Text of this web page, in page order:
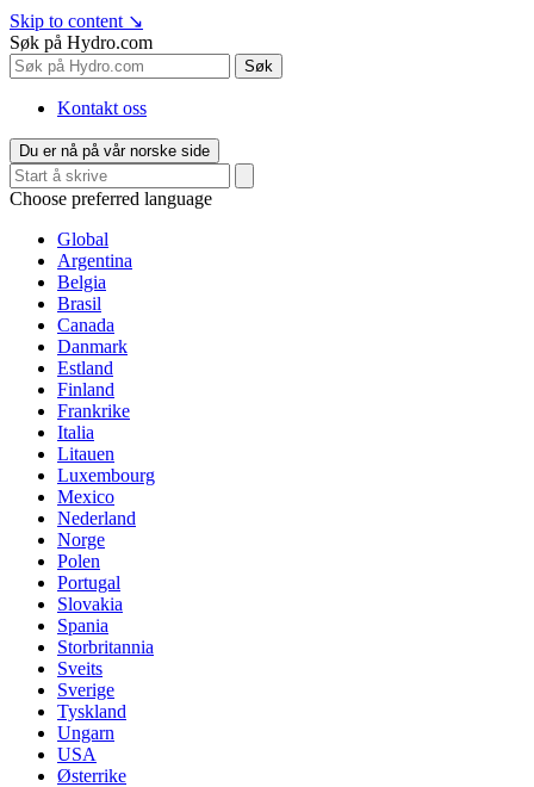
Skip to content ↘
Søk på Hydro.com
Søk
Kontakt oss
Du er nå på vår norske side
Choose preferred language
Global
Argentina
Belgia
Brasil
Canada
Danmark
Estland
Finland
Frankrike
Italia
Litauen
Luxembourg
Mexico
Nederland
Norge
Polen
Portugal
Slovakia
Spania
Storbritannia
Sveits
Sverige
Tyskland
Ungarn
USA
Østerrike